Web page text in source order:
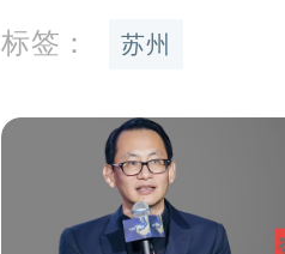
前累计运送乘
苏州公交集团
人王勇华介
标签： 苏州